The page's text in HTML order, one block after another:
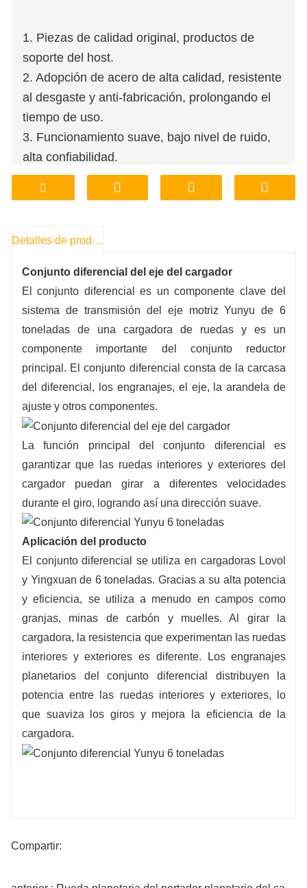
1. Piezas de calidad original, productos de
soporte del host.
2. Adopción de acero de alta calidad, resistente
al desgaste y anti-fabricación, prolongando el
tiempo de uso.
3. Funcionamiento suave, bajo nivel de ruido,
alta confiabilidad.
4. Tienda de fábrica, soporte de
personalización de procesamiento.
6. Almacenamiento en fábrica, entrega,
Detalles de producto
Conjunto diferencial del eje del cargador
El conjunto diferencial es un componente clave del
sistema de transmisión del eje motriz Yunyu de 6
toneladas de una cargadora de ruedas y es un
componente importante del conjunto reductor
principal. El conjunto diferencial consta de la carcasa
del diferencial, los engranajes, el eje, la arandela de
ajuste y otros componentes.
La función principal del conjunto diferencial es
garantizar que las ruedas interiores y exteriores del
cargador puedan girar a diferentes velocidades
durante el giro, logrando así una dirección suave.
Aplicación del producto
El conjunto diferencial se utiliza en cargadoras Lovol
y Yingxuan de 6 toneladas. Gracias a su alta potencia
y eficiencia, se utiliza a menudo en campos como
granjas, minas de carbón y muelles. Al girar la
cargadora, la resistencia que experimentan las ruedas
interiores y exteriores es diferente. Los engranajes
planetarios del conjunto diferencial distribuyen la
potencia entre las ruedas interiores y exteriores, lo
que suaviza los giros y mejora la eficiencia de la
cargadora.
Compartir: